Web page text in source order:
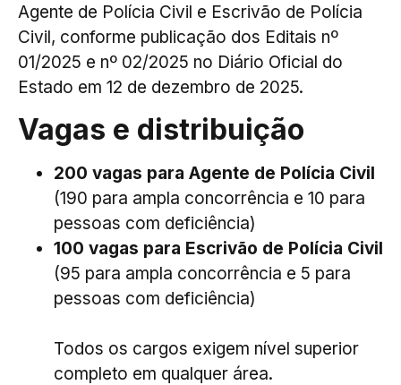
Agente de Polícia Civil e Escrivão de Polícia
Civil, conforme publicação dos Editais nº
01/2025 e nº 02/2025 no Diário Oficial do
Estado em 12 de dezembro de 2025.
Vagas e distribuição
200 vagas para Agente de Polícia Civil
(190 para ampla concorrência e 10 para
pessoas com deficiência)
100 vagas para Escrivão de Polícia Civil
(95 para ampla concorrência e 5 para
pessoas com deficiência)
Todos os cargos exigem nível superior
completo em qualquer área.